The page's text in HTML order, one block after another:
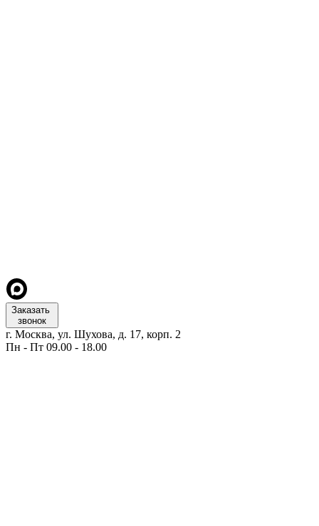
Заказать
звонок
г. Москва, ул. Шухова, д. 17, корп. 2
Пн - Пт 09.00 - 18.00